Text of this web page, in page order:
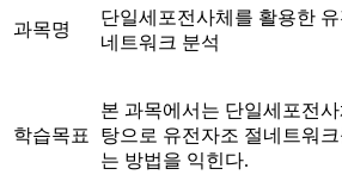
과목명
단일세포전사체를 활용한
네트워크 분석
학습목표
본 과목에서는 단일세포전
탕으로 유전자조 절네트워
는 방법을 익힌다.